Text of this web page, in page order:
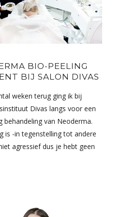
BIO-PEELING
BIJ SALON DIVAS
weken terug ging ik bij
Divas langs voor een
behandeling van Neoderma.
is -in tegenstelling tot andere
agressief dus je hebt geen